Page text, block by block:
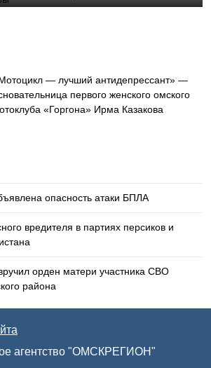
— лучший антидепрессант» —
первого женского омского
«Горгона» Ирма Казакова
опасность атаки БПЛА
вредителя в партиях персиков и
орден матери участника СВО
района
агентство "ОМСКРЕГИОН"